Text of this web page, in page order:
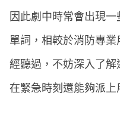
因此劇中時常會出現
單詞，相較於消防專
經聽過，不妨深入了
在緊急時刻還能夠派上